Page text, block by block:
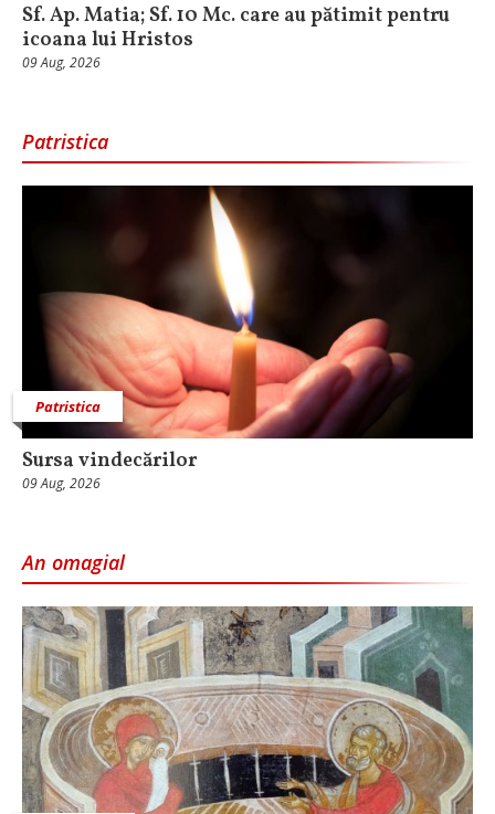
Sf. Ap. Matia; Sf. 10 Mc. care au pătimit pentru
icoana lui Hristos
09 Aug, 2026
Patristica
Patristica
Sursa vindecărilor
09 Aug, 2026
An omagial